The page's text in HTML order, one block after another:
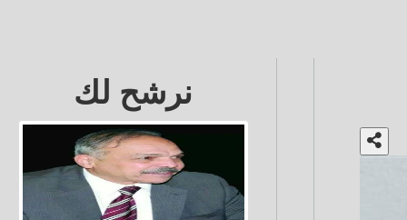
نرشح لك